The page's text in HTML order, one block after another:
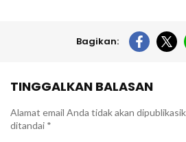
Bagikan:
TINGGALKAN BALASAN
Alamat email Anda tidak akan
ditandai *